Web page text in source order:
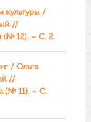
культуры /
//
(№ 12). – С. 2.
/ Ольга
//
(№ 11). – С.